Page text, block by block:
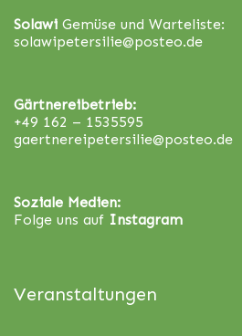
Solawi Gemüse und Warteliste:
solawipetersilie@posteo.de
Gärtnereibetrieb:
+49 162 – 1535595
gaertnereipetersilie@posteo.de
Soziale Medien:
Folge uns auf Instagram
Veranstaltungen